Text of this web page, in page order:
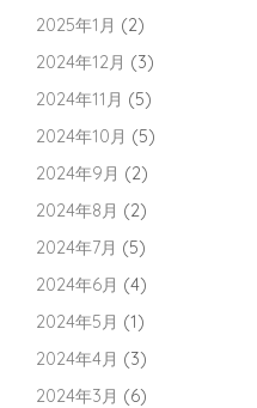
2025年1月 (2)
2024年12月 (3)
2024年11月 (5)
2024年10月 (5)
2024年9月 (2)
2024年8月 (2)
2024年7月 (5)
2024年6月 (4)
2024年5月 (1)
2024年4月 (3)
2024年3月 (6)